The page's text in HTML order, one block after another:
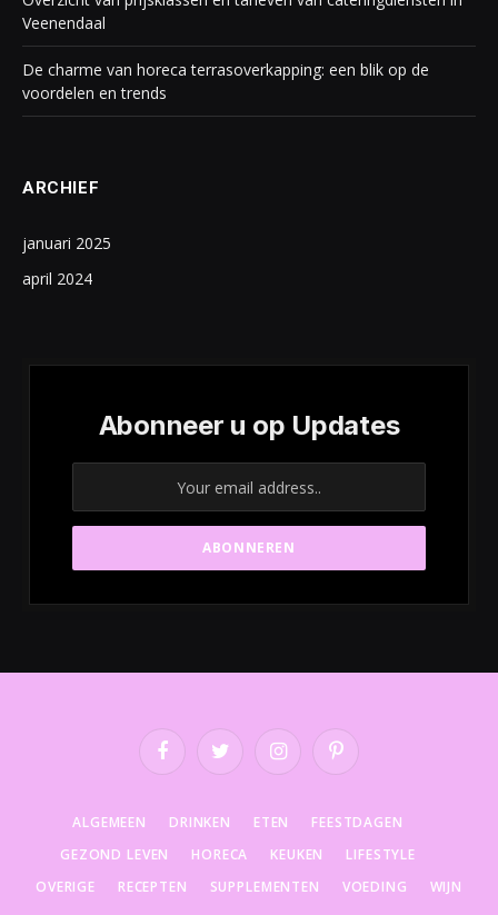
Veenendaal
De charme van horeca terrasoverkapping: een blik op de
voordelen en trends
ARCHIEF
januari 2025
april 2024
Abonneer u op Updates
FacebookTwitter InstagramPinterest
ALGEMEEN DRINKEN ETEN
FEESTDAGEN
GEZOND LEVEN
HORECA KEUKEN
LIFESTYLE
OVERIGE
RECEPTEN SUPPLEMENTEN VOEDING WIJN